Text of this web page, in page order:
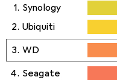
1. Synology
2. Ubiquiti
3. WD
4. Seagate